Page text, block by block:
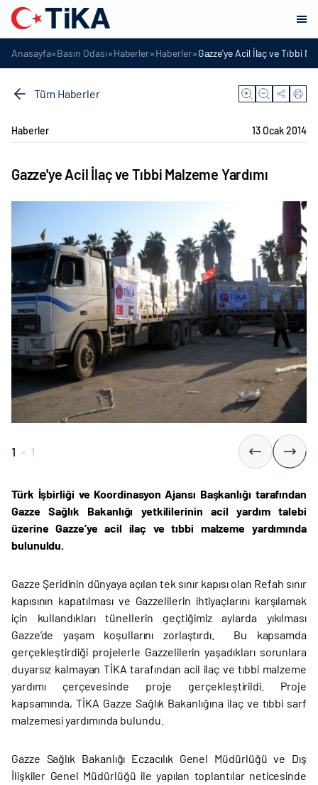
Anasayfa»Basın Odası»Haberler»Haberler»Gazze'ye Acil İlaç ve Tıbbi
Tüm Haberler
Haberler 13 Ocak 2014
Gazze'ye Acil İlaç ve Tıbbi Malzeme Yardımı
1 - 1
Türk İşbirliği ve Koordinasyon Ajansı Başkanlığı tarafından
Gazze Sağlık Bakanlığı yetkililerinin acil yardım talebi
üzerine Gazze’ye acil ilaç ve tıbbi malzeme yardımında
bulunuldu.
Gazze Şeridinin dünyaya açılan tek sınır kapısı olan Refah sınır
kapısının kapatılması ve Gazzelilerin ihtiyaçlarını karşılamak
için kullandıkları tünellerin geçtiğimiz aylarda yıkılması
Gazze’de yaşam koşullarını zorlaştırdı. Bu kapsamda
gerçekleştirdiği projelerle Gazzelilerin yaşadıkları sorunlara
duyarsız kalmayan TİKA tarafından acil ilaç ve tıbbi malzeme
yardımı çerçevesinde proje gerçekleştirildi. Proje
kapsamında, TİKA Gazze Sağlık Bakanlığına ilaç ve tıbbi sarf
malzemesi yardımında bulundu.
Gazze Sağlık Bakanlığı Eczacılık Genel Müdürlüğü ve Dış
İlişkiler Genel Müdürlüğü ile yapılan toplantılar neticesinde